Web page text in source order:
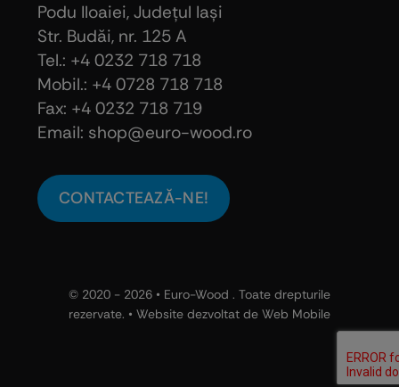
Podu Iloaiei, Judeţul Iaşi
Str. Budăi, nr. 125 A
Tel.: +4 0232 718 718
Mobil.: +4 0728 718 718
Fax: +4 0232 718 719
Email: shop@euro-wood.ro
CONTACTEAZĂ-NE!
© 2020 - 2026 • Euro-Wood . Toate drepturile
rezervate. • Website dezvoltat de Web Mobile